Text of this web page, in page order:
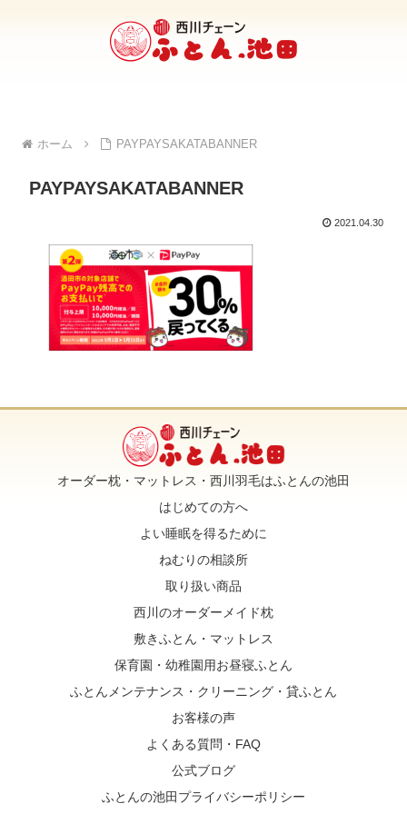
ホーム PAYPAYSAKATABANNER
PAYPAYSAKATABANNER
2021.04.30
オーダー枕・マットレス・西川羽毛はふとんの池田
はじめての方へ
よい睡眠を得るために
ねむりの相談所
取り扱い商品
西川のオーダーメイド枕
敷きふとん・マットレス
保育園・幼稚園用お昼寝ふとん
ふとんメンテナンス・クリーニング・貸ふとん
お客様の声
よくある質問・FAQ
公式ブログ
ふとんの池田プライバシーポリシー